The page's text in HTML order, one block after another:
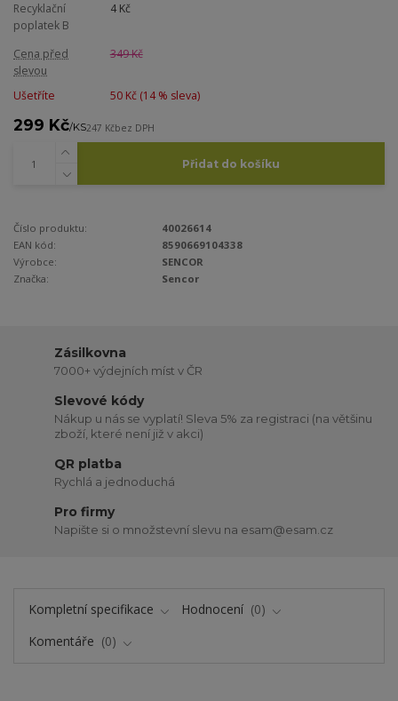
Recyklační
poplatek B
4 Kč
Cena před
slevou
349 Kč
Ušetříte 50 Kč (14% sleva)
299 Kč/KS247 Kčbez DPH
Přidat do košíku
Číslo produktu:
40026614
EAN kód:
8590669104338
Výrobce:
SENCOR
Značka:
Sencor
Zásilkovna
7000+ výdejních míst v ČR
Slevové kódy
Nákup u nás se vyplatí! Sleva 5% za registraci (na většinu
zboží, které není již v akci)
QR platba
Rychlá a jednoduchá
Pro firmy
Napište si o množstevní slevu na esam@esam.cz
Kompletní specifikace Hodnocení
0
Komentáře
0